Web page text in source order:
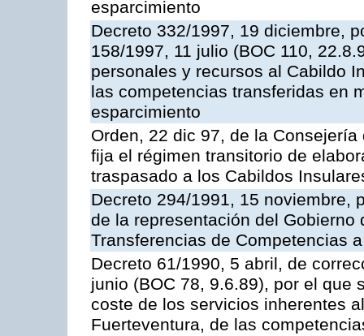
esparcimiento
Decreto 332/1997, 19 diciembre,
158/1997, 11 julio (BOC 110,
personales y recursos al Cabildo
las competencias transferidas en
esparcimiento
Orden, 22 dic 97, de la
fija el régimen transitorio de
traspasado a los Cabildos
Decreto 294/1991, 15 noviembre,
de la representación del
Transferencias de Competencias
Decreto 61/1990, 5 abril, de
junio (BOC 78, 9.6.89), por el que
coste de los servicios inherentes
Fuerteventura, de las